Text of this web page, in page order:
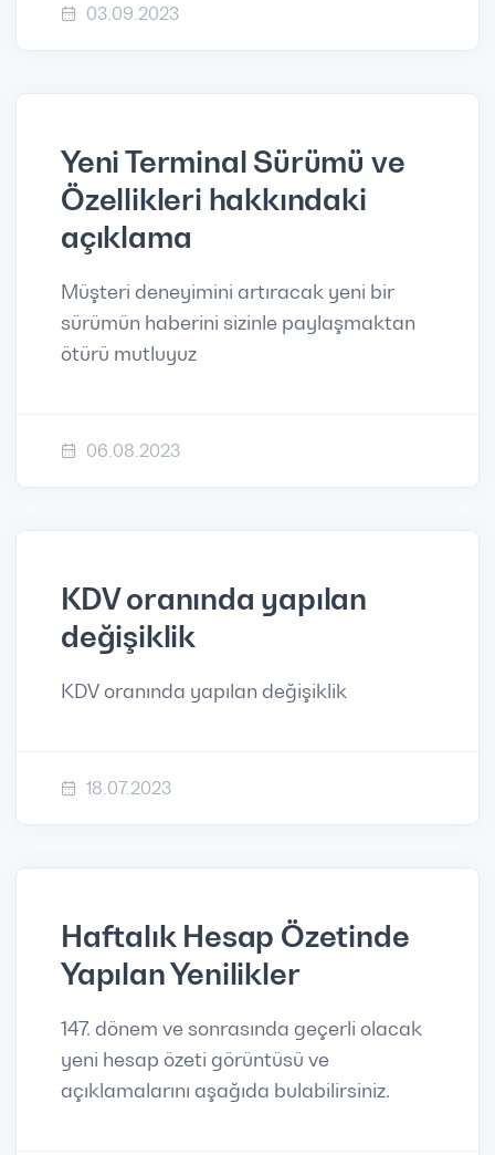
03.09.2023
Yeni Terminal Sürümü ve
Özellikleri hakkındaki
açıklama
Müşteri deneyimini artıracak yeni bir
sürümün haberini sizinle paylaşmaktan
ötürü mutluyuz
06.08.2023
KDV oranında yapılan
değişiklik
KDV oranında yapılan değişiklik
18.07.2023
Haftalık Hesap Özetinde
Yapılan Yenilikler
147. dönem ve sonrasında geçerli olacak
yeni hesap özeti görüntüsü ve
açıklamalarını aşağıda bulabilirsiniz.